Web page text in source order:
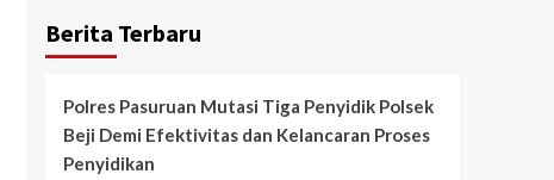
Berita Terbaru
Polres Pasuruan Mutasi Tiga Penyidik Polsek
Beji Demi Efektivitas dan Kelancaran Proses
Penyidikan